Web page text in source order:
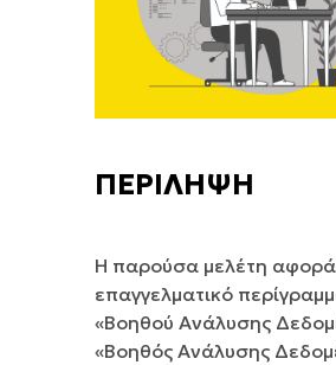
ΠΕΡΙΛΗΨΗ
Η παρούσα μελέτη
επαγγελματικό
«Βοηθού Ανάλυσης
«Βοηθός Ανάλυσης